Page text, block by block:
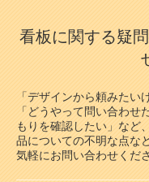
看板に関する疑
「デザインから頼みたい
「どうやって問い合わ
もりを確認したい」など
品についての不明な点な
気軽にお問い合わせくだ